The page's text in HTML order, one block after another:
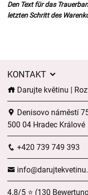
Den Text für das
letzten Schritt des
KONTAKT
Darujte květinu |
Denisovo náměstí
500 04 Hradec Králové
+420 739 749 393
4.8/5 ⭐ (130